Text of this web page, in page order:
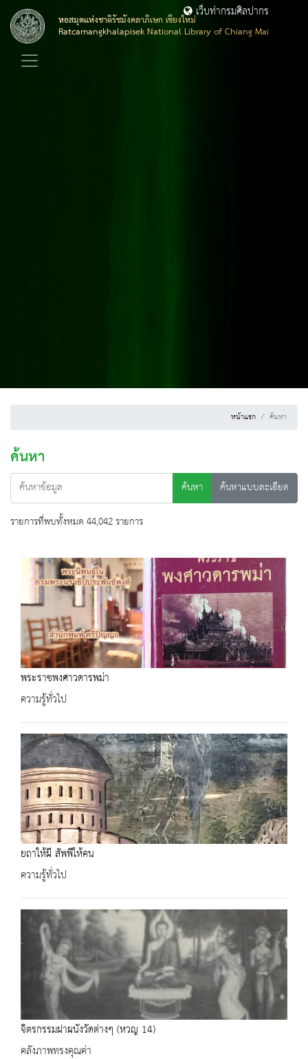
หอสมุดแห่งชาติรัชมังคลาภิเษก เชียงใหม่
Ratcamangkhalapisek National Library of Chiang Mai
เว็บท่ากรมศิลปากร
หน้าแรก ค้นหา
ค้นหา
ค้นหา
ค้นหาแบบละเอียด
รายการที่พบทั้งหมด 44,042 รายการ
พระราชพงศาวดารพม่า
ความรู้ทั่วไป
ยถาให้ผี สัพพีให้คน
ความรู้ทั่วไป
จิตรกรรมฝาผนังวัดต่างๆ (หวญ 14)
คลังภาพทรงคุณค่า